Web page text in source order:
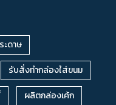
ถุงกระดาษขยายก้น
ต
ถุงกระดาษตามแบบ
ดาษตามสั่ง
ดาษ
รับสั่งทำกล่องใส่ขนม
ผลิตกล่องเค้ก